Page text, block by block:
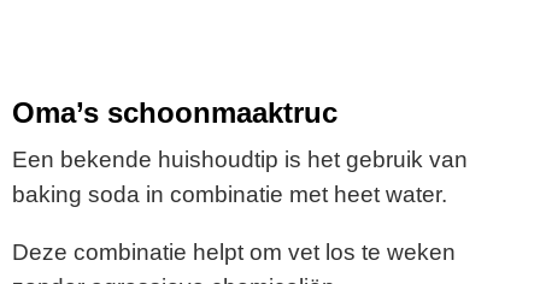
Oma’s schoonmaaktruc
Een bekende huishoudtip is het gebruik van
baking soda in combinatie met heet water.
Deze combinatie helpt om vet los te weken